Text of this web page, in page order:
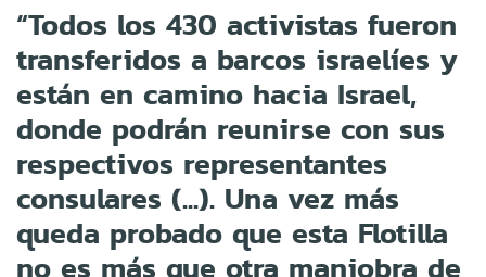
“Todos los 430 activistas fueron
transferidos a barcos israelíes y
están en camino hacia Israel,
donde podrán reunirse con sus
respectivos representantes
consulares (...). Una vez más
queda probado que esta Flotilla
no es más que otra maniobra de